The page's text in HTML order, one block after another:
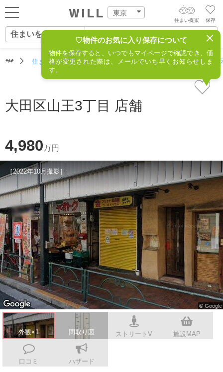
東京
ログイン
新規会員登録
住まいをつくる
店舗案内
スタッフ紹介
会社案内
保存
住まい提案
住まいをさがす
住まいをさがす
スタッフをさがす
AIウィルくんの提案
AI査定・チャット相談する
相場データを依頼する
住まいをさがす（東京） 住所からさがす 不動産(大田
♡物件のお気に入り保存について
物件を保存すると、いつでもマイページで確認でき、価
格が変更された際は、メールでいち早くお知らせしま
す。
大田区山王3丁目 店舗
4,980万円
［2022年10月撮影］
外観×1 間取り図 ストリートV 施設MAP
口コミ ハザード